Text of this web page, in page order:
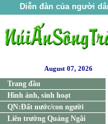
Diễn đàn của người
August 07, 2026
Trang đầu
Hình ảnh, sinh hoạt
QN:Đất nước/con người
Liên trường Quảng Ngãi